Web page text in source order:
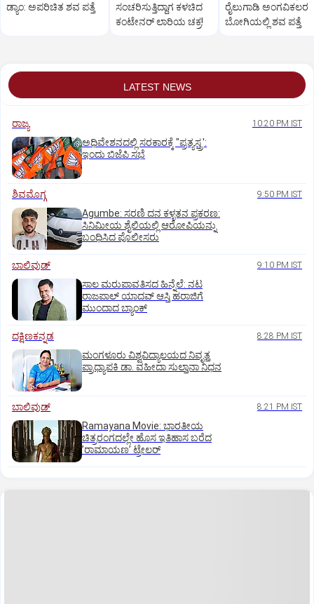
ಡ್ಯಾಂ: ಅಪರಿಚಿತ ಶವ ಪತ್ತೆ
ಸಂಚರಿಸುತ್ತಿದ್ದಾಗ ಕಳಚಿದ
ಕಂಟೇನರ್ ಲಾರಿಯ ಚಕ್ರ!
ರೈಲುಗಾಡಿ ಅಂಗವಿಕಲರ
ಬೋಗಿಯಲ್ಲಿ ಶವ ಪತ್ತೆ
LATEST NEWS
ರಾಜ್ಯ 10:20 PM IST
ಅಧಿವೇಶನದಲ್ಲಿ ಸರಕಾರಕ್ಕೆ "ಪ್ರತ್ಯಸ್ತ್ರ':
ಇಂದು ಬಿಜೆಪಿ ಸಭೆ
ಶಿವಮೊಗ್ಗ 9:50 PM IST
Agumbe: ಸರಣಿ ದನ ಕಳ್ಳತನ ಪ್ರಕರಣ:
ಸಿನಿಮೀಯ ಶೈಲಿಯಲ್ಲಿ ಆರೋಪಿಯನ್ನು
ಬಂಧಿಸಿದ ಪೊಲೀಸರು
ಬಾಲಿವುಡ್‌ 9:10 PM IST
ಸಾಲ ಮರುಪಾವತಿಸದ ಹಿನ್ನೆಲೆ: ನಟ
ರಾಜಪಾಲ್ ಯಾದವ್‌ ಆಸ್ತಿ ಹರಾಜಿಗೆ
ಮುಂದಾದ ಬ್ಯಾಂಕ್
ದಕ್ಷಿಣಕನ್ನಡ 8:28 PM IST
ಮಂಗಳೂರು ವಿಶ್ವವಿದ್ಯಾಲಯದ ನಿವೃತ್ತ
ಪ್ರಾಧ್ಯಾಪಕಿ ಡಾ. ವಹೀದಾ ಸುಲ್ತಾನಾ ನಿಧನ
ಬಾಲಿವುಡ್‌ 8:21 PM IST
Ramayana Movie: ಭಾರತೀಯ
ಚಿತ್ರರಂಗದಲ್ಲೇ ಹೊಸ ಇತಿಹಾಸ ಬರೆದ
ʼರಾಮಾಯಣʼ ಟ್ರೇಲರ್